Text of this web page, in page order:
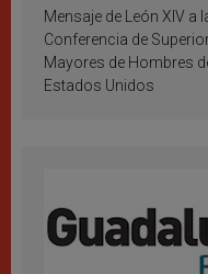
inspiración y
Mensaje de León XIV a
Conferencia de
Mayores de Hombres
Estados Unidos